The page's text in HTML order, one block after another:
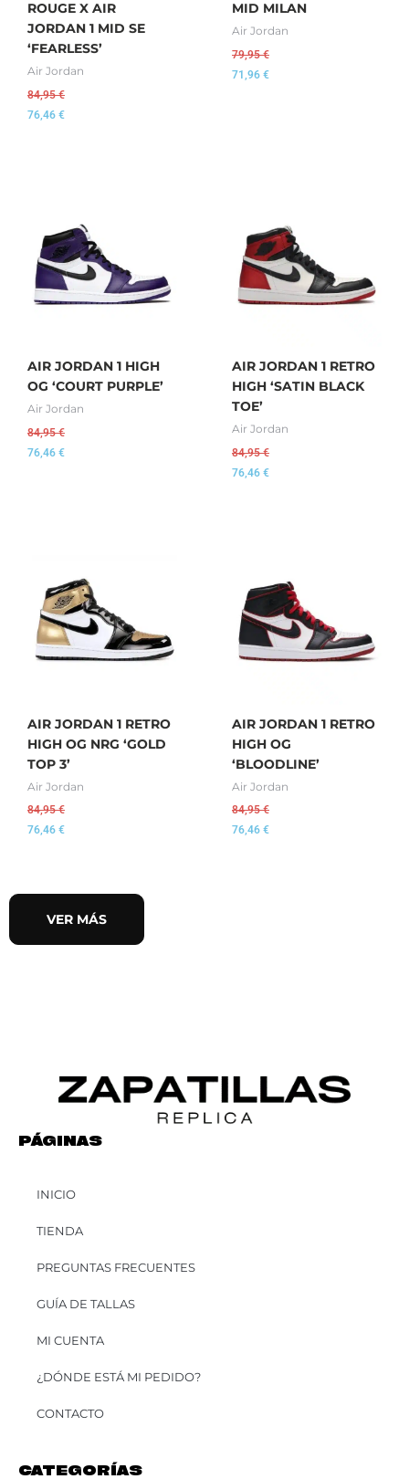
ROUGE X AIR
JORDAN 1 MID SE
‘FEARLESS’
Air Jordan
84,95€
76,46 €
MID MILAN
Air Jordan
79,95€
71,96 €
AIR JORDAN 1 HIGH
OG ‘COURT PURPLE’
Air Jordan
84,95€
76,46 €
AIR JORDAN 1 RETRO
HIGH ‘SATIN BLACK
TOE’
Air Jordan
84,95€
76,46 €
AIR JORDAN 1 RETRO
HIGH OG NRG ‘GOLD
TOP 3’
Air Jordan
84,95€
76,46 €
AIR JORDAN 1 RETRO
HIGH OG
‘BLOODLINE’
Air Jordan
84,95€
76,46 €
VER MÁS
PÁGINAS
INICIO
TIENDA
PREGUNTAS FRECUENTES
GUÍA DE TALLAS
MI CUENTA
¿DÓNDE ESTÁ MI PEDIDO?
CONTACTO
CATEGORÍAS